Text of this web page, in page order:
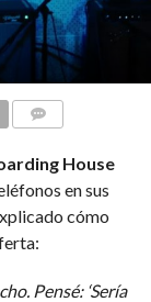
House
en sus
cómo
Pensé: ‘Sería